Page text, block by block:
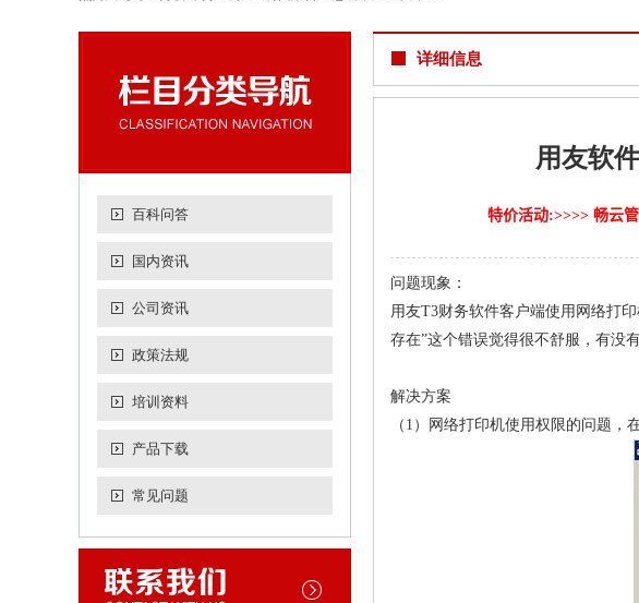
百科问答
国内资讯
公司资讯
政策法规
培训资料
产品下载
常见问题
详细信息
用友软
特价活动:>>>> 畅云
问题现象：
用友T3财务软件客户端使用网络打
存在”这个错误觉得很不舒服，有没
解决方案
（1）网络打印机使用权限的问题